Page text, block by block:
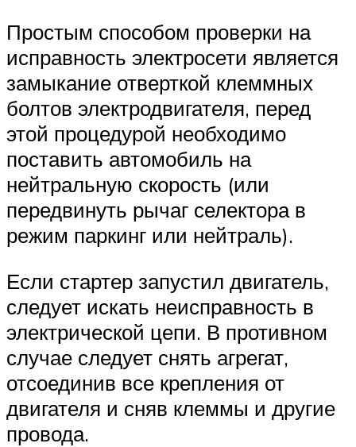
Простым способом проверки на
исправность электросети является
замыкание отверткой клеммных
болтов электродвигателя, перед
этой процедурой необходимо
поставить автомобиль на
нейтральную скорость (или
передвинуть рычаг селектора в
режим паркинг или нейтраль).
Если стартер запустил двигатель,
следует искать неисправность в
электрической цепи. В противном
случае следует снять агрегат,
отсоединив все крепления от
двигателя и сняв клеммы и другие
провода.